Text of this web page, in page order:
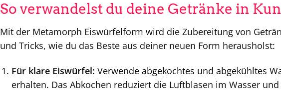
So verwandelst du deine Getränke in
Mit der Metamorph Eiswürfelform wird die Zubereitung von
und Tricks, wie du das Beste aus deiner neuen Form herausholst:
Für klare Eiswürfel: Verwende abgekochtes und abgekühltes
erhalten. Das Abkochen reduziert die Luftblasen im Wasser